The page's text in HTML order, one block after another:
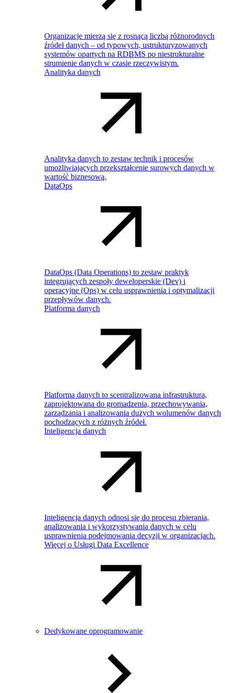
Organizacje mierzą się z rosnącą liczbą różnorodnych
źródeł danych – od typowych, ustrukturyzowanych
systemów opartych na RDBMS po niestrukturalne
strumienie danych w czasie rzeczywistym.
Analityka danych
Analityka danych to zestaw technik i procesów
umożliwiających przekształcenie surowych danych w
wartość biznesową.
DataOps
DataOps (Data Operations) to zestaw praktyk
integrujących zespoły deweloperskie (Dev) i
operacyjne (Ops) w celu usprawnienia i optymalizacji
przepływów danych.
Platforma danych
Platforma danych to scentralizowana infrastruktura,
zaprojektowana do gromadzenia, przechowywania,
zarządzania i analizowania dużych wolumenów danych
pochodzących z różnych źródeł.
Inteligencja danych
Inteligencja danych odnosi się do procesu zbierania,
analizowania i wykorzystywania danych w celu
usprawnienia podejmowania decyzji w organizacjach.
Więcej o Usługi Data Excellence
Dedykowane oprogramowanie